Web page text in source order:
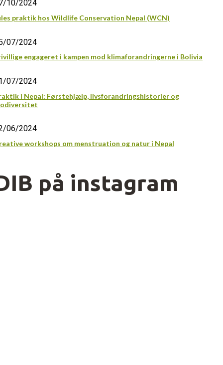
10/2024
praktik hos Wildlife Conservation Nepal (WCN)
07/2024
engageret i kampen mod klimaforandringerne i Bolivia
07/2024
i Nepal: Førstehjælp, livsforandringshistorier og
06/2024
workshops om menstruation og natur i Nepal
på instagram